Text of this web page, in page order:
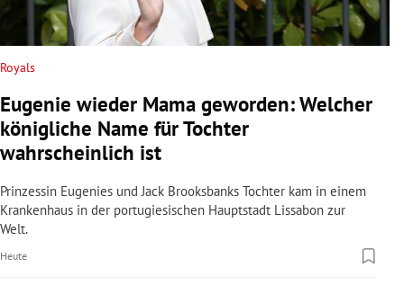
Untermenü
Untermenü
Untermenü
Untermenü
Untermenü
Untermenü
Royals
Eugenie wieder Mama geworden: Welcher
königliche Name für Tochter
wahrscheinlich ist
Prinzessin Eugenies und Jack Brooksbanks Tochter kam in einem
Krankenhaus in der portugiesischen Hauptstadt Lissabon zur
Welt.
Heute